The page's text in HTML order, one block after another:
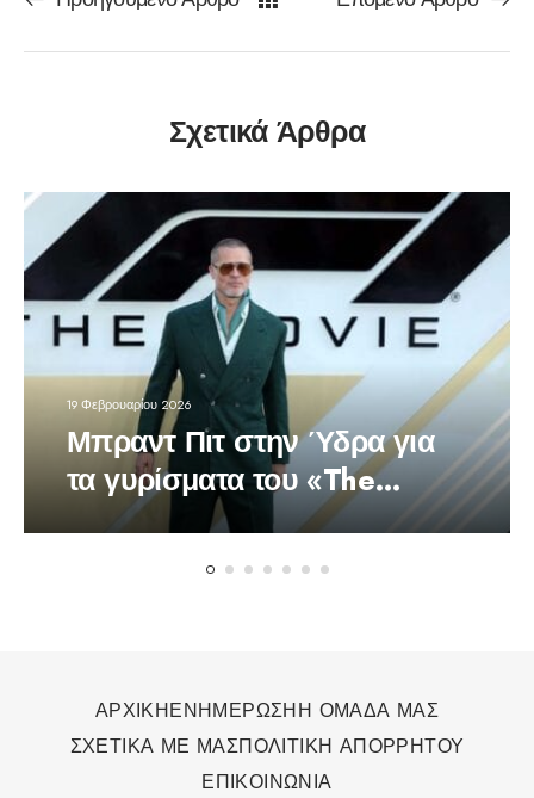
Σχετικά Άρθρα
19 Φεβρουαρίου 2026
Μπραντ Πιτ στην Ύδρα για
τα γυρίσματα του «The
Riders»
ΑΡΧΙΚΗΕΝΗΜΕΡΩΣΗΗ ΟΜΑΔΑ ΜΑΣ
ΣΧΕΤΙΚΑ ΜΕ ΜΑΣΠΟΛΙΤΙΚΗ ΑΠΟΡΡΗΤΟΥ
ΕΠΙΚΟΙΝΩΝΙΑ